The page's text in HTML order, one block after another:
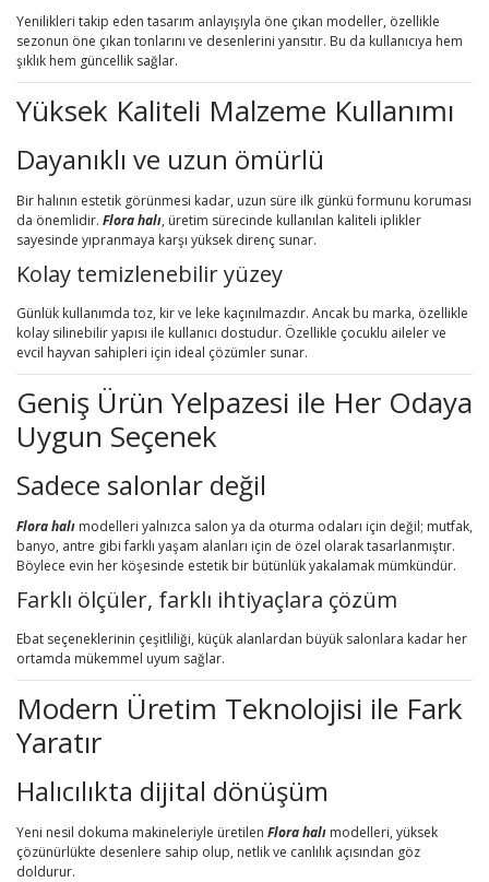
Yenilikleri takip eden tasarım anlayışıyla öne çıkan modeller, özellikle
sezonun öne çıkan tonlarını ve desenlerini yansıtır. Bu da kullanıcıya hem
şıklık hem güncellik sağlar.
Yüksek Kaliteli Malzeme Kullanımı
Dayanıklı ve uzun ömürlü
Bir halının estetik görünmesi kadar, uzun süre ilk günkü formunu koruması
da önemlidir. Flora halı, üretim sürecinde kullanılan kaliteli iplikler
sayesinde yıpranmaya karşı yüksek direnç sunar.
Kolay temizlenebilir yüzey
Günlük kullanımda toz, kir ve leke kaçınılmazdır. Ancak bu marka, özellikle
kolay silinebilir yapısı ile kullanıcı dostudur. Özellikle çocuklu aileler ve
evcil hayvan sahipleri için ideal çözümler sunar.
Geniş Ürün Yelpazesi ile Her Odaya
Uygun Seçenek
Sadece salonlar değil
Flora halı modelleri yalnızca salon ya da oturma odaları için değil; mutfak,
banyo, antre gibi farklı yaşam alanları için de özel olarak tasarlanmıştır.
Böylece evin her köşesinde estetik bir bütünlük yakalamak mümkündür.
Farklı ölçüler, farklı ihtiyaçlara çözüm
Ebat seçeneklerinin çeşitliliği, küçük alanlardan büyük salonlara kadar her
ortamda mükemmel uyum sağlar.
Modern Üretim Teknolojisi ile Fark
Yaratır
Halıcılıkta dijital dönüşüm
Yeni nesil dokuma makineleriyle üretilen Flora halı modelleri, yüksek
çözünürlükte desenlere sahip olup, netlik ve canlılık açısından göz
doldurur.